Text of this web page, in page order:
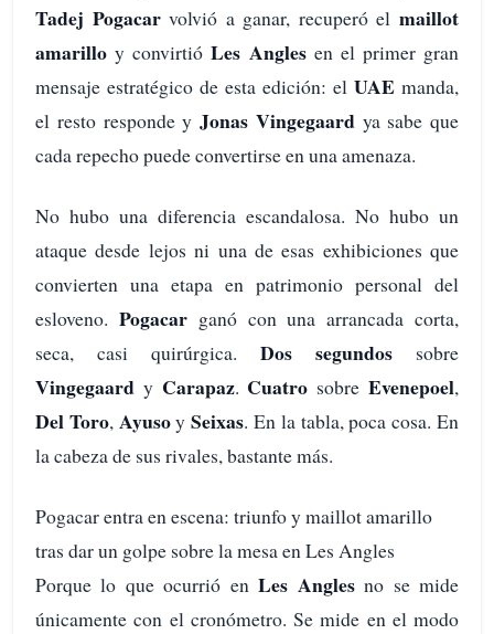
Tadej Pogacarvolvió a ganar, recuperó elmaillot
amarillo y convirtióLes Anglesen el primer gran
mensaje estratégico de esta edición: el UAE manda,
el resto responde y Jonas Vingegaardya sabe que
cada repecho puede convertirse en una amenaza.
No hubo una diferencia escandalosa. No hubo un
ataque desde lejos ni una de esas exhibiciones que
convierten una etapa en patrimonio personal del
esloveno. Pogacarganó con una arrancada corta,
seca, casi quirúrgica. Dos segundos sobre
Vingegaard y Carapaz. Cuatro sobreEvenepoel,
Del Toro, AyusoySeixas. En la tabla, poca cosa. En
la cabeza de sus rivales, bastante más.
Pogacar entra en escena: triunfo y maillot amarillo
tras dar un golpe sobre la mesa en Les Angles
Porque lo que ocurrió enLes Anglesno se mide
únicamente con el cronómetro. Se mide en el modo